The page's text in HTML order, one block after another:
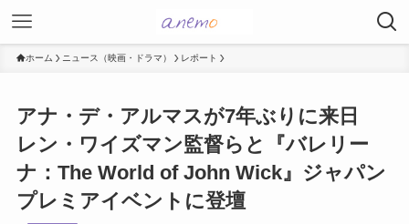
ホーム ニュース（映画・ドラマ） レポート
アナ・デ・アルマスが7年ぶりに来日
レン・ワイズマン監督らと『バレリー
ナ：The World of John Wick』ジャパン
プレミアイベントに登壇